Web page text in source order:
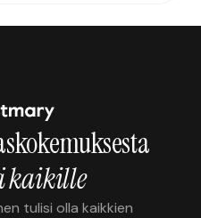
kaikille
tulisi olla kaikkien